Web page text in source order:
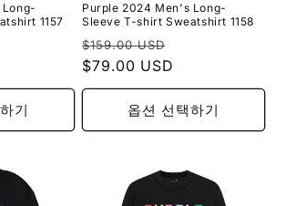
1157
기
Purple 2024 Men's Long-
Sleeve T-shirt Sweatshirt 1158
정
가
$159.00 USD
가
$79.00 USD
옵션 선택하기